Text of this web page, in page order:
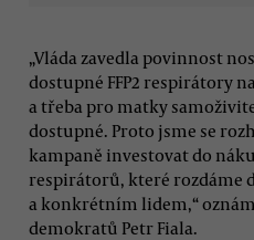
„Vláda zavedla povinnost
dostupné FFP2 respirátory
a třeba pro matky
dostupné. Proto jsme se
kampaně investovat do
respirátorů, které rozdáme
a konkrétním lidem,“
demokratů Petr Fiala.